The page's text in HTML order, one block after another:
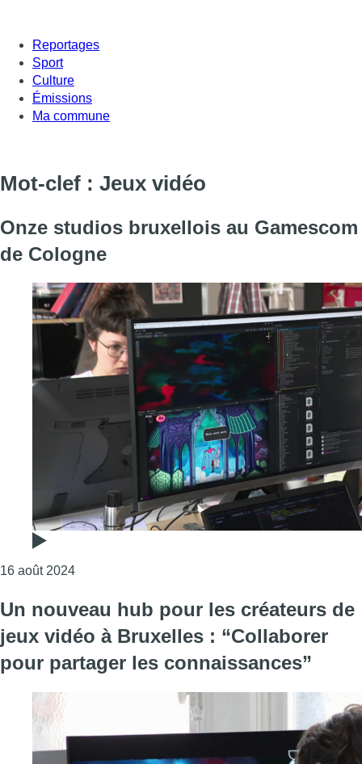
Reportages
Sport
Culture
Émissions
Ma commune
Mot-clef : Jeux vidéo
Onze studios bruxellois au Gamescom
de Cologne
16 août 2024Consulter l'article "Onze studios bruxellois au
Un nouveau hub pour les créateurs de
jeux vidéo à Bruxelles : “Collaborer
pour partager les connaissances”